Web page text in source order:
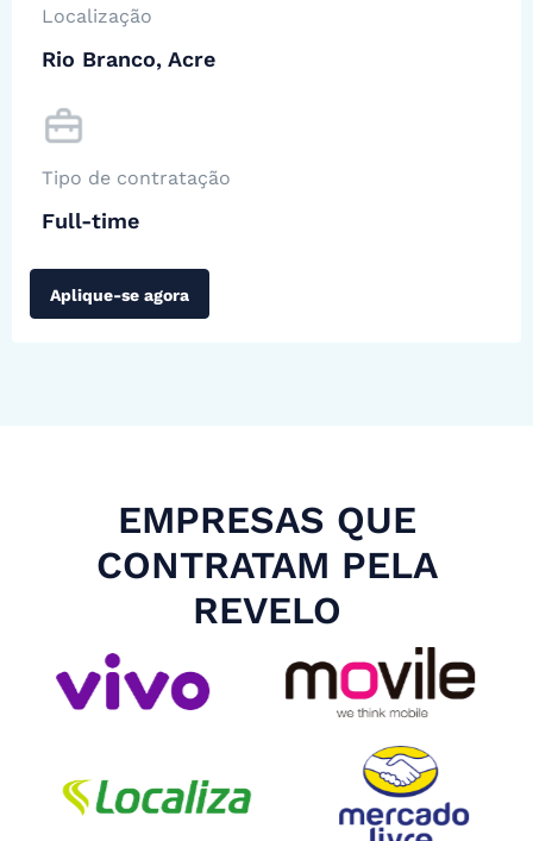
Localização
Rio Branco, Acre
Tipo de contratação
Full-time
Aplique-se agora
EMPRESAS QUE
CONTRATAM PELA
REVELO